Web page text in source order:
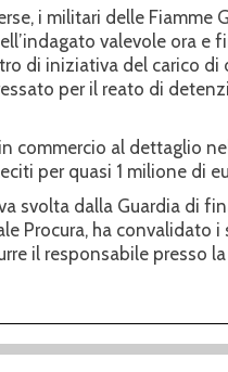
i militari delle Fiamme
valevole ora e
di iniziativa del carico di
per il reato di
commercio al dettaglio
per quasi 1 milione di
svolta dalla Guardia di
Procura, ha convalidato i
il responsabile presso